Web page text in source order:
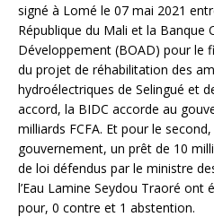
signé à Lomé le 07 mai 2021
République du Mali et la Banque
Développement (BOAD) pour le
du projet de réhabilitation des
hydroélectriques de Selingué et
accord, la BIDC accorde au
milliards FCFA. Et pour le
gouvernement, un prêt de 10
de loi défendus par le ministre
l’Eau Lamine Seydou Traoré ont
pour, 0 contre et 1 abstention.